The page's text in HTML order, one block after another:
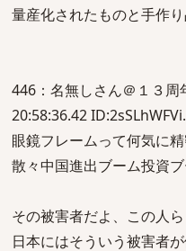
量産化されたものと手作
446：名無しさん＠１３
20:58:36.42
眼鏡フレームって何気に精
散々中国進出ブーム投資
その被害者だよ、この人ら
日本にはそういう被害者